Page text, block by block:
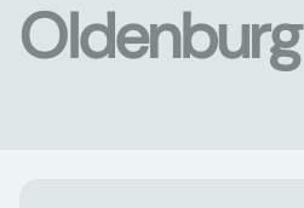
Oldenburg